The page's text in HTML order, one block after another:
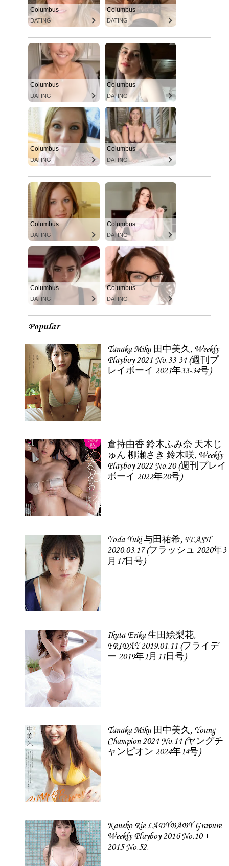
Columbus
DATING
Columbus
DATING
Columbus
DATING
Columbus
DATING
Columbus
DATING
Columbus
DATING
Columbus
DATING
Columbus
DATING
Columbus
DATING
Columbus
DATING
Popular
Tanaka Miku 田中美久, Weekly
Playboy 2021 No.33-34 (週刊プ
レイボーイ 2021年33-34号)
倉持由香 鈴木ふみ奈 天木じ
ゅん 柳瀬さき 鈴木咲, Weekly
Playboy 2022 No.20 (週刊プレイ
ボーイ 2022年20号)
Yoda Yuki 与田祐希, FLASH
2020.03.17 (フラッシュ 2020年3
月17日号)
Ikuta Erika 生田絵梨花,
FRIDAY 2019.01.11 (フライデ
ー 2019年1月11日号)
Tanaka Miku 田中美久, Young
Champion 2024 No.14 (ヤングチ
ャンピオン 2024年14号)
Kaneko Rie LADYBABY Gravure
Weekly Playboy 2016 No.10 +
2015 No.52.